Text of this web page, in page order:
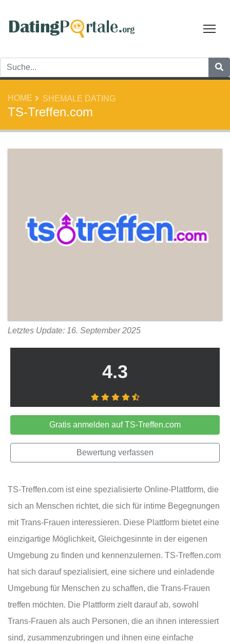
HOME SHEMALE DATING
TS-Treffen.com
Letztes Update: 16. September 2025
4.3
Gratis anmelden auf TS-Treffen.com
Bewertung verfassen
TS-Treffen.com ist eine spezialisierte Online-Plattform, die
sich an Menschen richtet, die sich für intime Begegnungen
mit Trans-Frauen interessieren. Diese Plattform bietet eine
einzigartige Möglichkeit, Gleichgesinnte in der eigenen
Umgebung zu finden und kennenzulernen. TS-Treffen.com
hat sich darauf spezialisiert, eine sichere und einladende
Umgebung für Menschen zu schaffen, die Trans-Frauen
treffen möchten. Die Plattform zielt darauf ab, sowohl
Trans-Frauen als auch Personen, die an ihnen interessiert
sind, zusammenzubringen und ihnen eine einfache